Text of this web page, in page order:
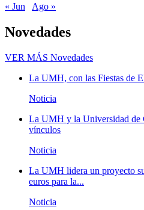
« Jun
Ago »
Novedades
VER MÁS Novedades
La UMH, con las Fiestas de
Noticia
La UMH y la Universidad de
vínculos
Noticia
La UMH lidera un proyecto
euros para la...
Noticia